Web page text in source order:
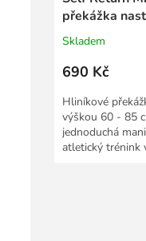
překážka
Skladem
690 Kč
Hliníkové
výškou 60 - 85
jednoduchá
atletický trénink